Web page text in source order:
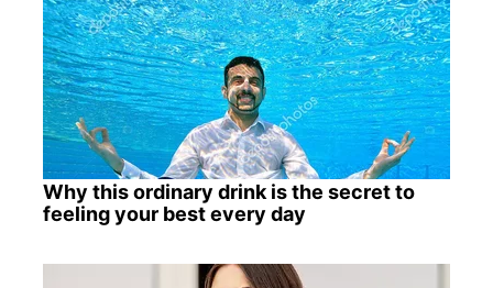
Why this ordinary drink is the secret to
feeling your best every day